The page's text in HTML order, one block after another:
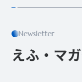
Newsletter
えふ・マ